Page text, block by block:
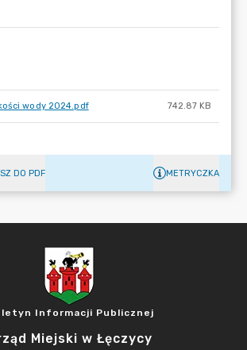
wody 2024.pdf 742.87 KB
DO PDF METRYCZKA
Informacji Publicznej
Miejski w Łęczycy